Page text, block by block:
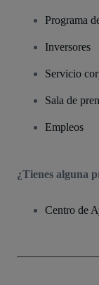
Programa
Inversores
Servicio
Sala de
Empleos
¿Tienes alguna
Centro de